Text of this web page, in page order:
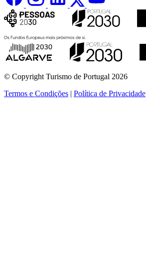
© Copyright Turismo de Portugal 2026
Termos e Condições | Política de Privacidade